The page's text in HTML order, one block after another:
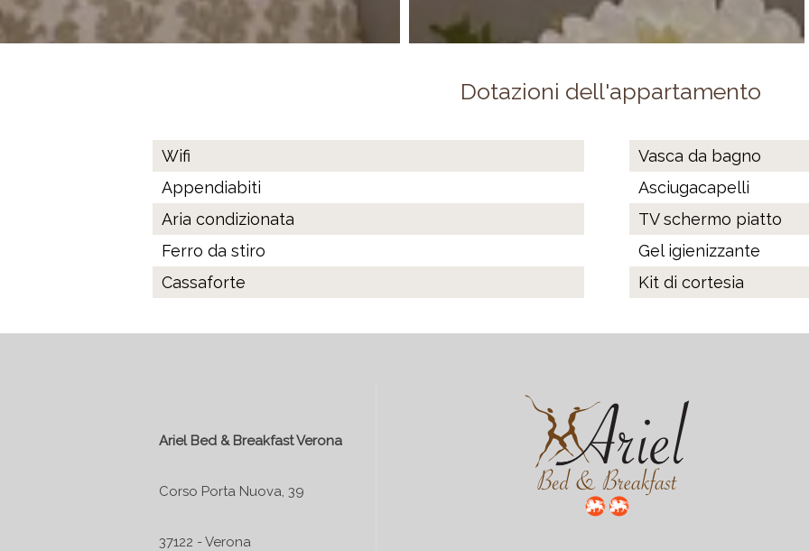
Dotazioni dell'appartamento
Wifi
Appendiabiti
Aria condizionata
Ferro da stiro
Cassaforte
Vasca da bagno
Asciugacapelli
TV schermo piatto
Gel igienizzante
Kit di cortesia
Ariel Bed & Breakfast Verona
Corso Porta Nuova, 39
37122 - Verona